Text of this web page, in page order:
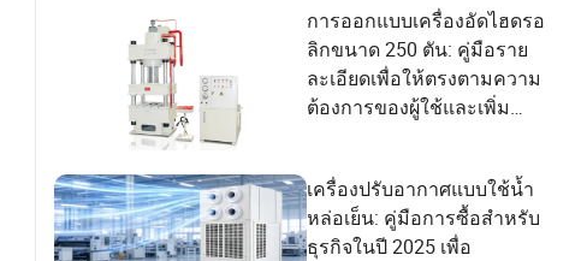
การออกแบบเครื่องอัดไฮดรอ
ลิกขนาด 250 ตัน: คู่มือราย
ละเอียดเพื่อให้ตรงตามความ
ต้องการของผู้ใช้และเพิ่ม
เครื่องปรับอากาศแบบใช้น้ำ
หล่อเย็น: คู่มือการซื้อสำหรับ
ธุรกิจในปี 2025 เพื่อ